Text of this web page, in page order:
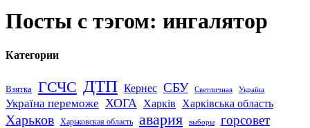
Посты с тэгом: ингалятор
Категории
Взятка ГСЧС ДТП Кернес СБУ Светличная Україна
Україна переможе ХОГА Харків Харківська область
Харьков Харьковская область авария выборы горсовет